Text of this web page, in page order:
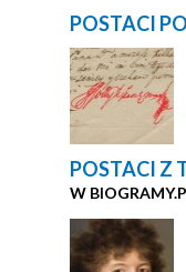
POSTACI
POSTACI Z
W